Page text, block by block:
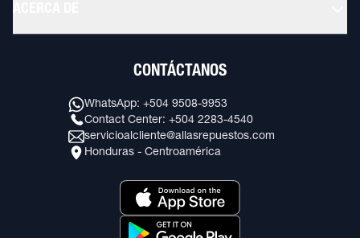
CONTÁCTANOS
WhatsApp: +504 9508-9953
Contact Center: +504 2283-4540
servicioalcliente@allasrepuestos.com
Honduras - Centroamérica